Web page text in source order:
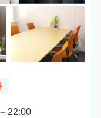
22:00